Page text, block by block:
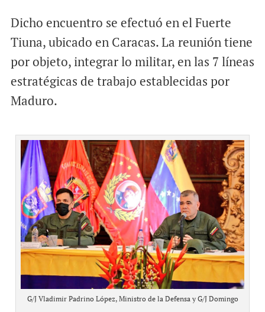
Dicho encuentro se efectuó en el Fuerte
Tiuna, ubicado en Caracas. La reunión tiene
por objeto, integrar lo militar, en las 7 líneas
estratégicas de trabajo establecidas por
Maduro.
G/J Vladimir Padrino López, Ministro de la Defensa y G/J Domingo